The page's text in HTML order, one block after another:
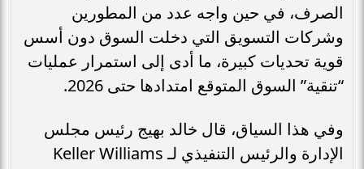
الصرف، في حين واجه عدد من المطورين
وشركات التسويق التي دخلت السوق دون أسس
قوية تحديات كبيرة، ما أدى إلى استمرار عمليات
“تنقية” السوق المتوقع امتدادها حتى 2026.
وفي هذا السياق، قال خالد بهيج رئيس مجلس
الإدارة والرئيس التنفيذي لـ Keller Williams